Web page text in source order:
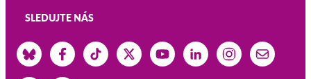
SLEDUJTE NÁS